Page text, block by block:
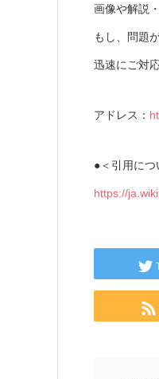
画像や解説
もし、問題
迅速にご対
アドレス：
●＜引用につ
https://